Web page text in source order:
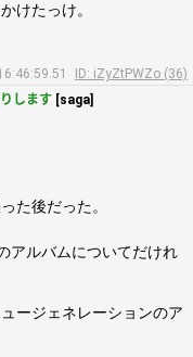
けたっけ。
ID: iZyZtPWZo (36)
します [saga]
た後だった。
ルバムについてだけれ
ージェネレーションのア